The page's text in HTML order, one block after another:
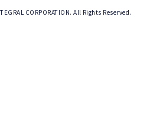
CORPORATION. All Rights Reserved.